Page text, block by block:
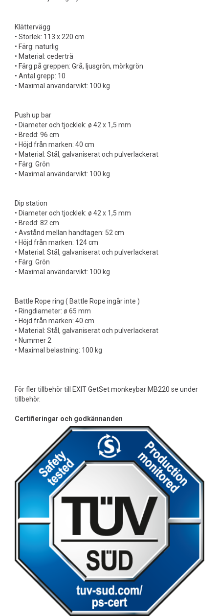
Klättervägg
• Storlek: 113 x 220 cm
• Färg: naturlig
• Material: cederträ
• Färg på greppen: Grå, ljusgrön, mörkgrön
• Antal grepp: 10
• Maximal användarvikt: 100 kg
Push up bar
• Diameter och tjocklek: ø 42 x 1,5 mm
• Bredd: 96 cm
• Höjd från marken: 40 cm
• Material: Stål, galvaniserat och pulverlackerat
• Färg: Grön
• Maximal användarvikt: 100 kg
Dip station
• Diameter och tjocklek: ø 42 x 1,5 mm
• Bredd: 82 cm
• Avstånd mellan handtagen: 52 cm
• Höjd från marken: 124 cm
• Material: Stål, galvaniserat och pulverlackerat
• Färg: Grön
• Maximal användarvikt: 100 kg
Battle Rope ring ( Battle Rope ingår inte )
• Ringdiameter: ø 65 mm
• Höjd från marken: 40 cm
• Material: Stål, galvaniserat och pulverlackerat
• Nummer 2
• Maximal belastning: 100 kg
För fler tillbehör till EXIT GetSet monkeybar MB220 se under
tillbehör.
Certifieringar och godkännanden